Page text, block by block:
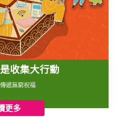
收集大行動
遞無窮祝福
更多